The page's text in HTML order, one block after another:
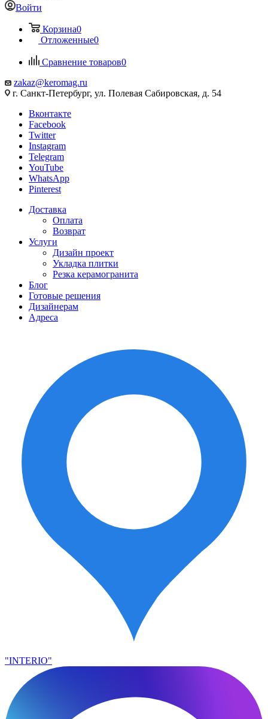
Войти
Корзина0
Отложенные0
Сравнение товаров0
zakaz@keromag.ru
г. Санкт-Петербург, ул. Полевая Сабировская, д. 54
Вконтакте
Facebook
Twitter
Instagram
Telegram
YouTube
WhatsApp
Pinterest
Доставка
Оплата
Возврат
Услуги
Дизайн проект
Укладка плитки
Резка керамогранита
Блог
Готовые решения
Дизайнерам
Адреса
"INTERIO"